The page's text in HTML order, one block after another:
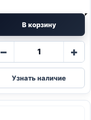
В корзину
−
Количество
Pro
Plan
сух.
+
Узнать наличие